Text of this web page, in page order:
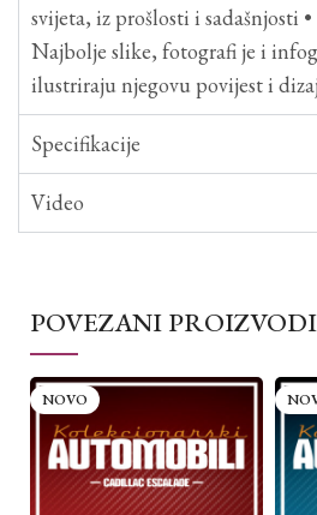
svijeta, iz prošlosti i sadašnjosti
Najbolje slike, fotografi je i
ilustriraju njegovu povijest i
Specifikacije
Video
POVEZANI PROIZVODI
NOVO